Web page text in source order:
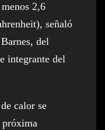
2,6
señaló
del
integrante del
calor se
próxima